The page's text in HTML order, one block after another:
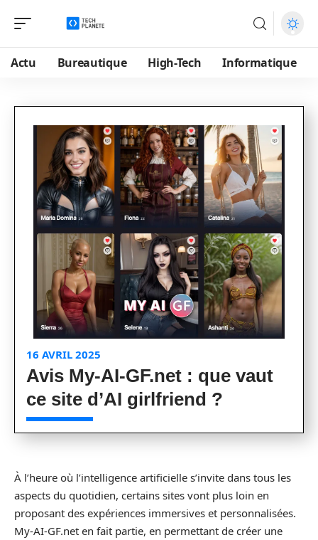
Actu Bureautique High-Tech Informatique
16 AVRIL 2025
Avis My-AI-GF.net : que vaut
ce site d’AI girlfriend ?
À l’heure où l’intelligence artificielle s’invite dans tous les
aspects du quotidien, certains sites vont plus loin en
proposant des expériences immersives et personnalisées.
My-AI-GF.net en fait partie, en permettant de créer une